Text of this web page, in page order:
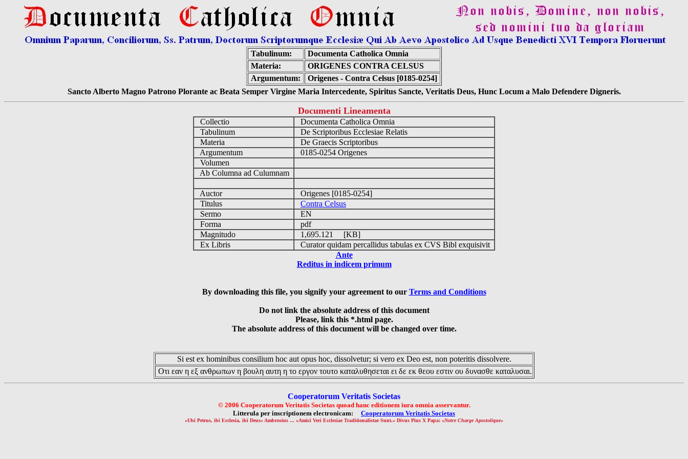
Tabulinum:
Documenta Catholica Omnia
Materia:
ORIGENES CONTRA CELSUS
Argumentum:
Origenes - Contra Celsus [0185-0254]
Sancto Alberto Magno Patrono Plorante ac Beata Semper Virgine Maria Intercedente, Spiritus Sancte, Veritatis Deus, Hunc Locum a Malo Defendere Digneris.
Documenti Lineamenta
Collectio
Documenta Catholica Omnia
Tabulinum
De Scriptoribus Ecclesiae Relatis
Materia
De Graecis Scriptoribus
Argumentum
0185-0254 Origenes
Volumen
Ab Columna ad Culumnam
Auctor
Origenes [0185-0254]
Titulus
Contra Celsus
Sermo
EN
Forma
pdf
Magnitudo
1,695.121 [KB]
Ex Libris
Curator quidam percallidus tabulas ex CVS Bibl exquisivit
Ante
Reditus in indicem primum
By downloading this file, you signify your agreement to our Terms and Conditions
Do not link the absolute address of this document
Please, link this *.html page.
The absolute address of this document will be changed over time.
Si est ex hominibus consilium hoc aut opus hoc, dissolvetur; si vero ex Deo est, non poteritis dissolvere.
Οτι εαν η εξ ανθρωπων η βουλη αυτη η το εργον τουτο καταλυθησεται ει δε εκ θεου εστιν ου δυνασθε καταλυσαι.
Cooperatorum Veritatis Societas
© 2006 Cooperatorum Veritatis Societas quoad hanc editionem iura omnia asservantur.
Litterula per inscriptionem electronicam: Cooperatorum Veritatis Societas
«Ubi Petrus, ibi Ecclesia, ibi Deus» Ambrosius ... «Amici Veri Ecclesiae Traditionalistae Sunt.» Divus Pius X Papa: «Notre Charge Apostolique»